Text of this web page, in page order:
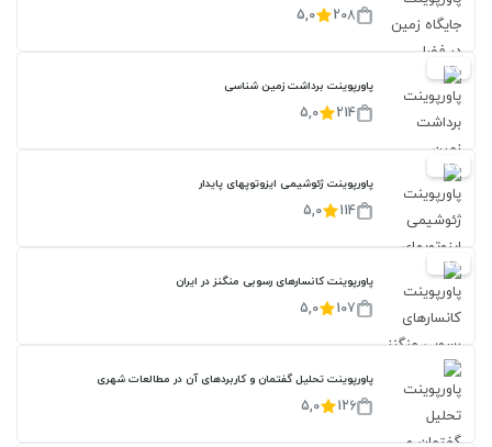
208
5,0
20%
پاورپوینت برداشت زمین شناسی
214
5,0
20%
پاورپوینت ژئوشیمی ایزوتوپهای پایدار
114
5,0
20%
پاورپوینت کانسارهای رسوبی منگنز در ایران
107
5,0
پاورپوینت تحلیل گفتمان و کاربردهای آن در مطالعات شهری
126
5,0